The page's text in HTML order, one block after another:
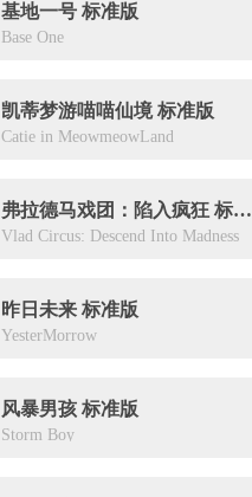
基地一号 标准版
Base One
凯蒂梦游喵喵仙境 标准版
Catie in MeowmeowLand
弗拉德马戏团：陷入疯狂 标准版
Vlad Circus: Descend Into Madness
昨日未来 标准版
YesterMorrow
风暴男孩 标准版
Storm Boy